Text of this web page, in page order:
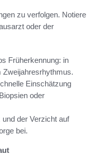
zu verfolgen. Notiere
oder der
Früherkennung: in
Zweijahresrhythmus.
Einschätzung
oder
der Verzicht auf
bei.